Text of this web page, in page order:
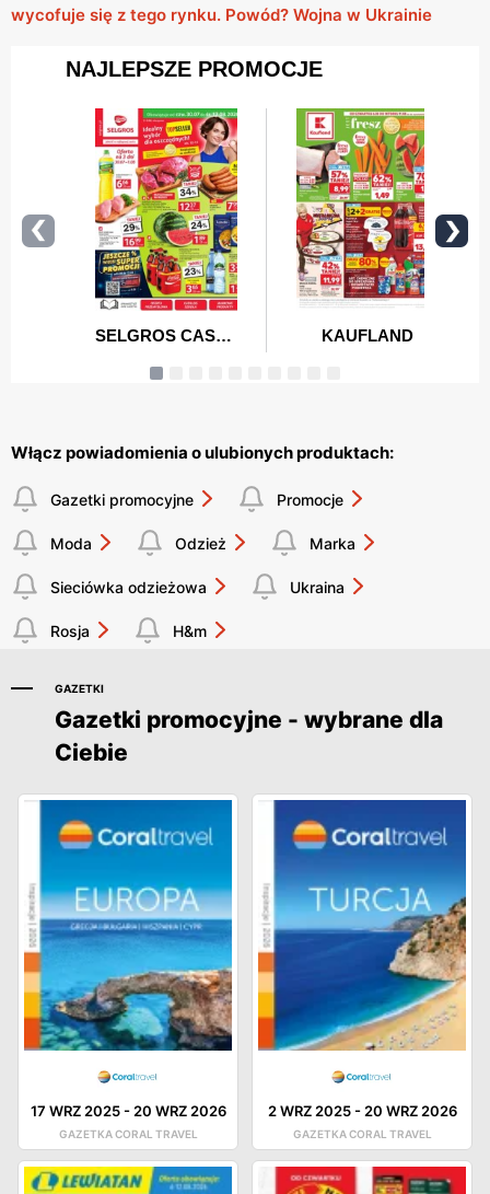
wycofuje się z tego rynku. Powód? Wojna w Ukrainie
Włącz powiadomienia o ulubionych produktach:
Gazetki promocyjne Promocje
Moda Odzież Marka
Sieciówka odzieżowa Ukraina
Rosja H&m
GAZETKI
Gazetki promocyjne - wybrane dla
Ciebie
17 WRZ 2025-20 WRZ 2026
GAZETKA CORAL TRAVEL
2 WRZ 2025-20 WRZ 2026
GAZETKA CORAL TRAVEL